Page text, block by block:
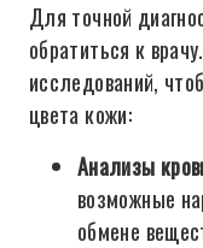
Для точной
обратиться к
исследований,
цвета кожи:
Анализы
возможные
обмене